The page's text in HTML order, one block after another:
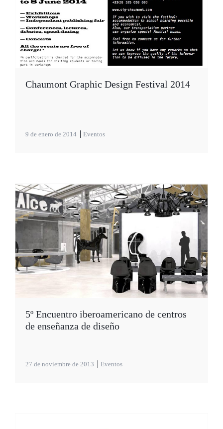
Chaumont Graphic Design Festival 2014
9 de enero de 2014 Eventos
5º Encuentro iberoamericano de centros
de enseñanza de diseño
27 de noviembre de 2013 Eventos